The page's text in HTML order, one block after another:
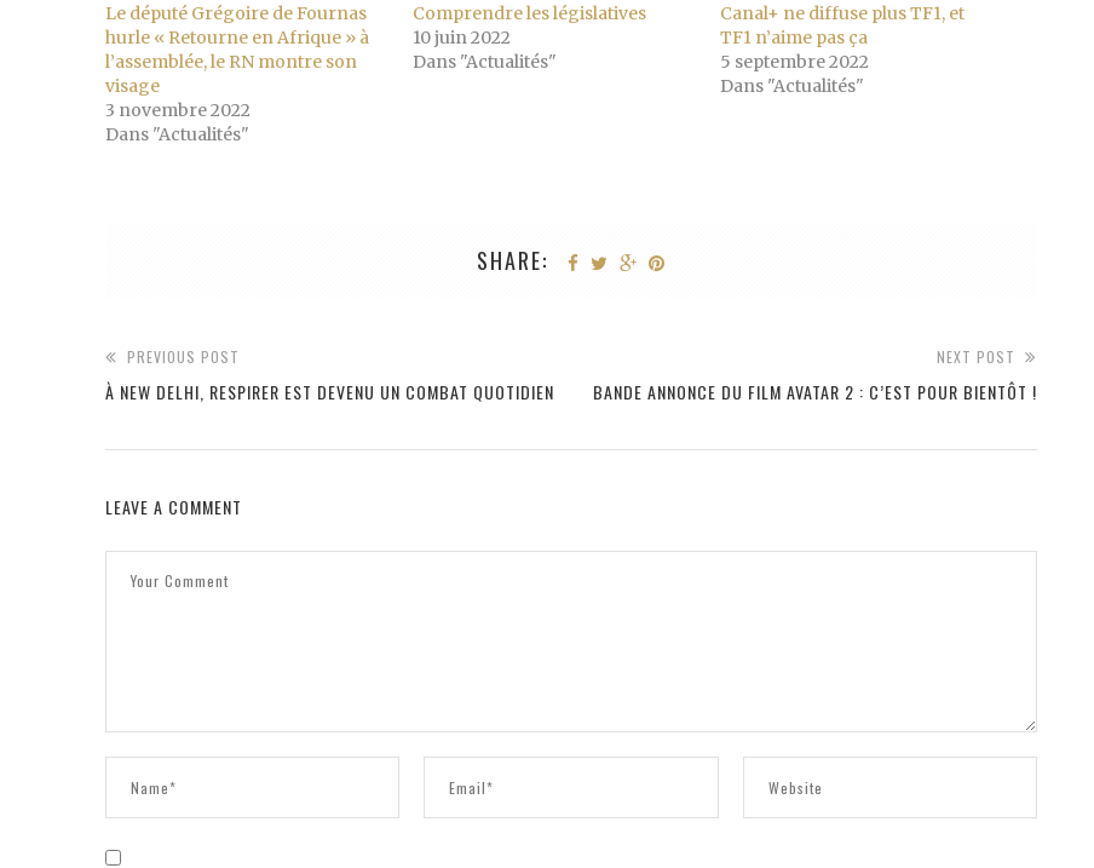
Le député Grégoire de Fournas
hurle « Retourne en Afrique » à
l’assemblée, le RN montre son
visage
3 novembre 2022
Dans "Actualités"
Comprendre les législatives
10 juin 2022
Dans "Actualités"
Canal+ ne diffuse plus TF1, et
TF1 n’aime pas ça
5 septembre 2022
Dans "Actualités"
SHARE:
PREVIOUS POST
À NEW DELHI, RESPIRER EST DEVENU UN COMBAT QUOTIDIEN
NEXT POST
BANDE ANNONCE DU FILM AVATAR 2 : C’EST POUR BIENTÔT !
LEAVE A COMMENT